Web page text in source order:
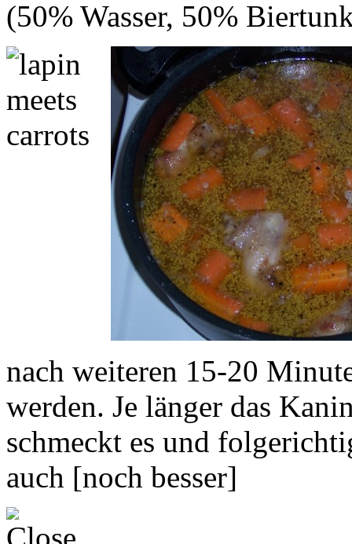
(50% Wasser, 50%
nach weiteren 15-20
werden. Je länger das
schmeckt es und
auch [noch besser]